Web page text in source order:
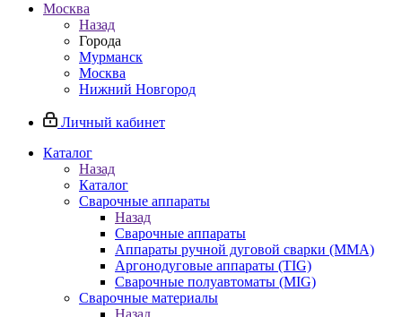
Москва
Назад
Города
Мурманск
Москва
Нижний Новгород
Личный кабинет
Каталог
Назад
Каталог
Сварочные аппараты
Назад
Сварочные аппараты
Аппараты ручной дуговой сварки (MMA)
Аргонодуговые аппараты (TIG)
Сварочные полуавтоматы (MIG)
Сварочные материалы
Назад